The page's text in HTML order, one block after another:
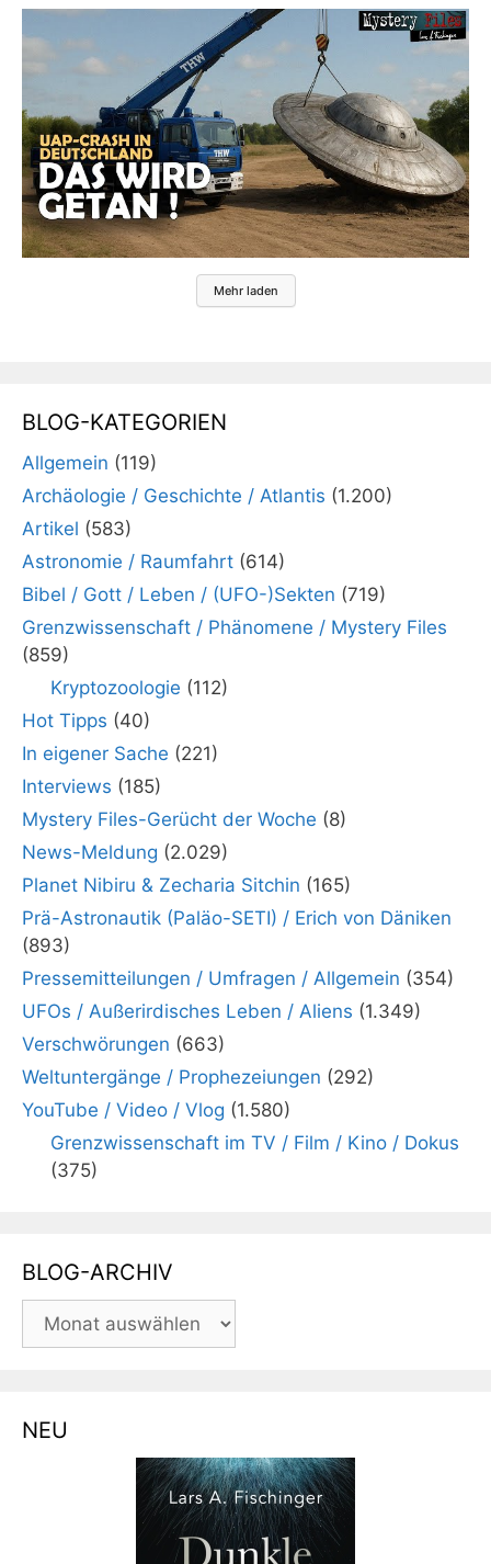
Mehr laden
BLOG-KATEGORIEN
Allgemein (119)
Archäologie / Geschichte / Atlantis (1.200)
Artikel (583)
Astronomie / Raumfahrt (614)
Bibel / Gott / Leben / (UFO-)Sekten (719)
Grenzwissenschaft / Phänomene / Mystery Files
(859)
Kryptozoologie (112)
Hot Tipps (40)
In eigener Sache (221)
Interviews (185)
Mystery Files-Gerücht der Woche (8)
News-Meldung (2.029)
Planet Nibiru & Zecharia Sitchin (165)
Prä-Astronautik (Paläo-SETI) / Erich von Däniken
(893)
Pressemitteilungen / Umfragen / Allgemein (354)
UFOs / Außerirdisches Leben / Aliens (1.349)
Verschwörungen (663)
Weltuntergänge / Prophezeiungen (292)
YouTube / Video / Vlog (1.580)
Grenzwissenschaft im TV / Film / Kino / Dokus
(375)
BLOG-ARCHIV
BLOG-
ARCHIV
NEU